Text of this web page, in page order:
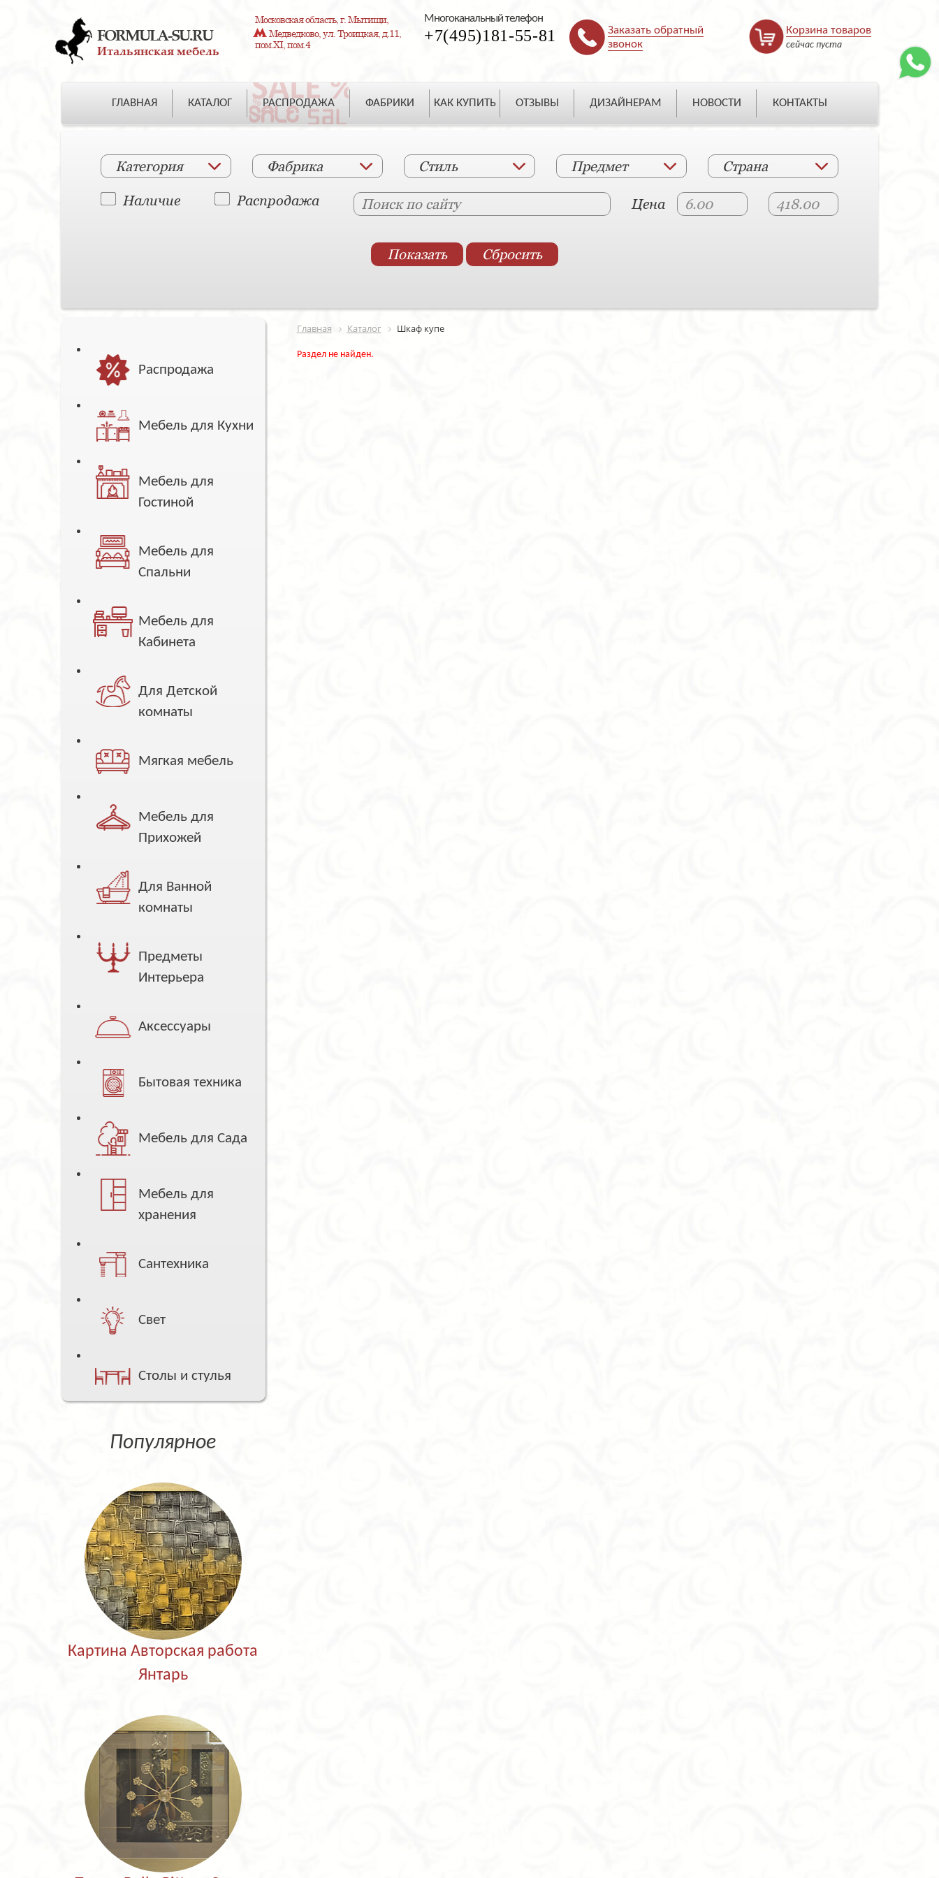
FORMULA-SU.RU
Итальянская мебель
Московская область, г. Мытищи,
Медведково, ул. Троицкая, д.11,
пом.XI, пом.4
Многоканальный телефон
+7(495)181-55-81
Заказать обратный
звонок
Корзина товаров
сейчас пуста
ГЛАВНАЯ КАТАЛОГ РАСПРОДАЖА ФАБРИКИ КАК КУПИТЬ ОТЗЫВЫ ДИЗАЙНЕРАМ НОВОСТИ КОНТАКТЫ
Категория Фабрика Стиль Предмет Страна
Наличие Распродажа Цена
Распродажа
Мебель для Кухни
Мебель для
Гостиной
Мебель для
Спальни
Мебель для
Кабинета
Для Детской
комнаты
Мягкая мебель
Мебель для
Прихожей
Для Ванной
комнаты
Предметы
Интерьера
Аксессуары
Бытовая техника
Мебель для Сада
Мебель для
хранения
Сантехника
Свет
Столы и стулья
Популярное
Картина Авторская работа
Янтарь
Главная Каталог Шкаф купе
Раздел не найден.